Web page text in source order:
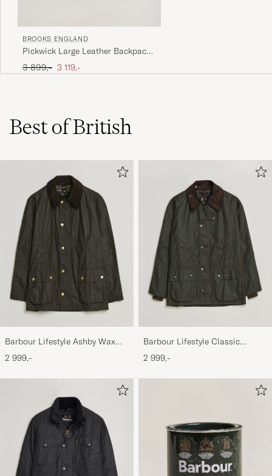
BROOKS ENGLAND
Pickwick Large Leather Backpack
Dark Tan
Ordinary pris
3 899,- Nedsat pris
3 119,-
Best of British
Barbour Lifestyle Ashby Wax
Jacket Olive
2 999,-
Barbour Lifestyle Classic
Bedale Jacket Olive
2 999,-